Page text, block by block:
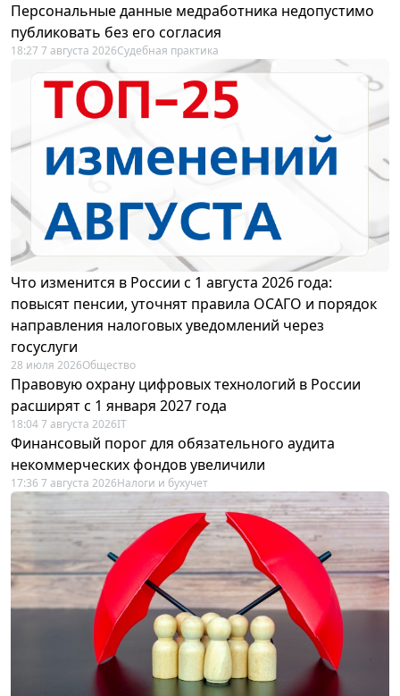
Персональные данные медработника недопустимо
публиковать без его согласия
18:27 7 августа 2026Судебная практика
Что изменится в России с 1 августа 2026 года:
повысят пенсии, уточнят правила ОСАГО и порядок
направления налоговых уведомлений через
госуслуги
28 июля 2026Общество
Правовую охрану цифровых технологий в России
расширят с 1 января 2027 года
18:04 7 августа 2026IT
Финансовый порог для обязательного аудита
некоммерческих фондов увеличили
17:36 7 августа 2026Налоги и бухучет